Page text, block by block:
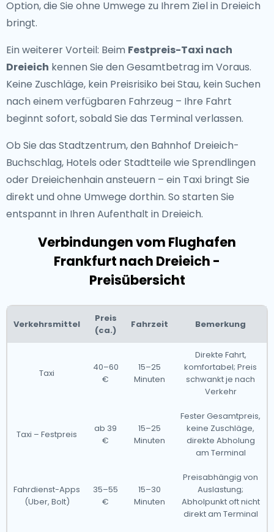
Option, die Sie ohne Umwege zu Ihrem Ziel in Dreieich
bringt.
Ein weiterer Vorteil: Beim Festpreis-Taxi nach
Dreieich kennen Sie den Gesamtbetrag im Voraus.
Keine Zuschläge, kein Preisrisiko bei Stau, kein Suchen
nach einem verfügbaren Fahrzeug – Ihre Fahrt
beginnt sofort, sobald Sie das Terminal verlassen.
Ob Sie das Stadtzentrum, den Bahnhof Dreieich-
Buchschlag, Hotels oder Stadtteile wie Sprendlingen
oder Dreieichenhain ansteuern – ein Taxi bringt Sie
direkt und ohne Umwege dorthin. So starten Sie
entspannt in Ihren Aufenthalt in Dreieich.
Verbindungen vom Flughafen
Frankfurt nach Dreieich -
Preisübersicht
Verkehrsmittel
Preis
(ca.)
Fahrzeit Bemerkung
Taxi
40–60
€
15–25
Minuten
Direkte Fahrt,
komfortabel; Preis
schwankt je nach
Verkehr
Taxi – Festpreis
ab 39
€
15–25
Minuten
Fester Gesamtpreis,
keine Zuschläge,
direkte Abholung
am Terminal
Fahrdienst-Apps
(Uber, Bolt)
35–55
€
15–30
Minuten
Preisabhängig von
Auslastung;
Abholpunkt oft nicht
direkt am Terminal